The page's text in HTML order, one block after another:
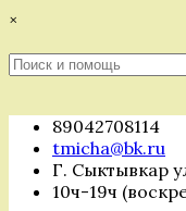
Перейти
содержимому
×
Поиск
89042708114
tmicha@bk.ru
Г. Сыктывкар
10ч-19ч